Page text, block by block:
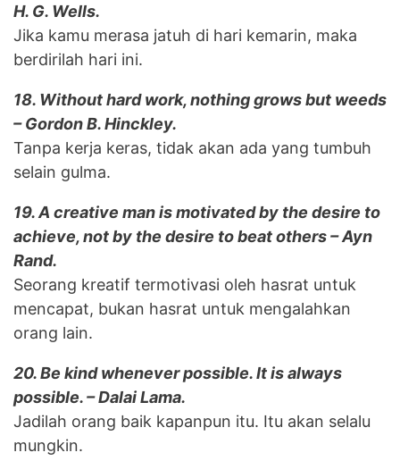
H. G. Wells.
Jika kamu merasa jatuh di hari kemarin, maka
berdirilah hari ini.
18. Without hard work, nothing grows but weeds
– Gordon B. Hinckley.
Tanpa kerja keras, tidak akan ada yang tumbuh
selain gulma.
19. A creative man is motivated by the desire to
achieve, not by the desire to beat others – Ayn
Rand.
Seorang kreatif termotivasi oleh hasrat untuk
mencapat, bukan hasrat untuk mengalahkan
orang lain.
20. Be kind whenever possible. It is always
possible. – Dalai Lama.
Jadilah orang baik kapanpun itu. Itu akan selalu
mungkin.